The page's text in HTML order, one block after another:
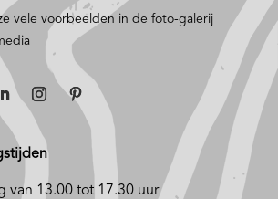
vele voorbeelden in de foto-galerij
van 13.00 tot 17.30 uur